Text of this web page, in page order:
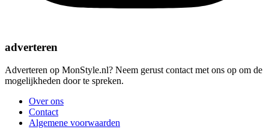
adverteren
Adverteren op MonStyle.nl? Neem gerust contact met ons op om de
mogelijkheden door te spreken.
Over ons
Contact
Algemene voorwaarden